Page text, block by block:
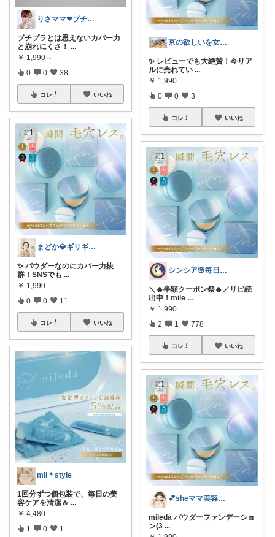
りさママ❤プチプラ×淡色
プチプラとは思えないカバー力
と崩れにくさ！ ...
￥ 1,990～
0 0 38
コレ いいね
まどか💎ギリギリアラサーOL
✨ パウダーなのにカバー力抜
群！SNSでも ...
￥ 1,990
0 0 11
コレ いいね
mii＊style
1回分ずつ個包装で、毎日の美
容ケアを清潔＆ ...
￥ 4,480
1 0 1
京の欲しいを女性に向けて
✨ レビューでも大絶賛！今リア
ルに売れてい ...
￥ 1,990
0 0 3
コレ いいね
シンシア🌸毎日ハッピーな暮らし🍀
＼🔥半額クーポン祭🔥／リピ続
出中！mile ...
￥ 1,990
2 1 778
コレ いいね
💕sheママ美容系💕
mileda パウダーファンデーショ
ン(3 ...